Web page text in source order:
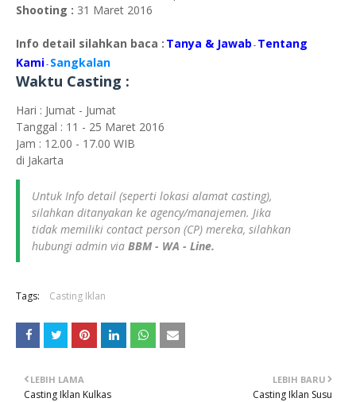
Shooting : 31 Maret 2016
Info detail silahkan baca : Tanya & Jawab - Tentang
Kami - Sangkalan
Waktu Casting :
Hari : Jumat - Jumat
Tanggal : 11 - 25 Maret 2016
Jam : 12.00 - 17.00 WIB
di Jakarta
Untuk Info detail (seperti lokasi alamat casting),
silahkan ditanyakan ke agency/manajemen. Jika
tidak memiliki contact person (CP) mereka, silahkan
hubungi admin via BBM - WA - Line.
Tags: Casting Iklan
LEBIH BARU
Casting Iklan Susu
LEBIH LAMA
Casting Iklan Kulkas